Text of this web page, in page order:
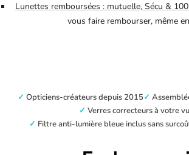
Lunettes remboursées : mutuelle, Sécu &
vous faire rembourser, même
Opticiens-créateurs depuis 2015
Verres correcteurs à votre
Filtre anti-lumière bleue inclus sans